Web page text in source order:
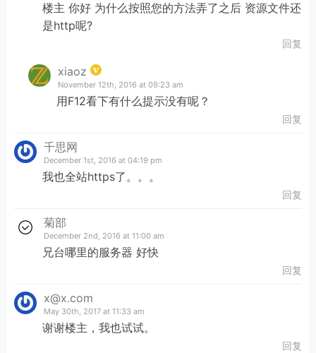
楼主 你好 为什么按照您的方法弄了之后 资源文件还
是http呢?
回复
xiaoz
November 12th, 2016 at 09:23 am
用F12看下有什么提示没有呢？
回复
千思网
December 1st, 2016 at 04:19 pm
我也全站https了。。。
回复
菊部
December 2nd, 2016 at 11:00 am
兄台哪里的服务器 好快
回复
x@x.com
May 30th, 2017 at 11:33 am
谢谢楼主，我也试试。
回复